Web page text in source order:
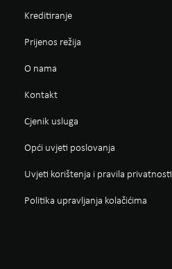
Kreditiranje
Prijenos režija
O nama
Kontakt
Cjenik usluga
Opći uvjeti poslovanja
Uvjeti korištenja i pravila privatnosti
Politika upravljanja kolačićima